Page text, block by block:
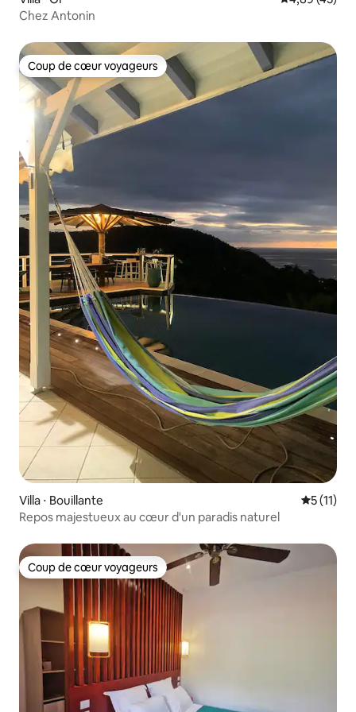
Chez Antonin
Coup de cœur voyageurs
Coup de cœur voyageurs
Villa ⋅ Bouillante
5 (11)
Repos majestueux au cœur d'un paradis naturel
Coup de cœur voyageurs
Coup de cœur voyageurs